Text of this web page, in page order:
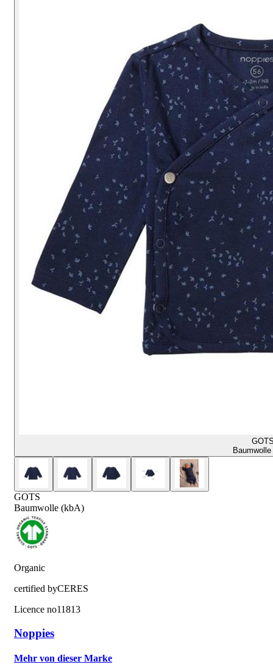
GOTS
Baumwolle (kbA)
Organic
certified byCERES
Licence no11813
Noppies
Mehr von dieser Marke